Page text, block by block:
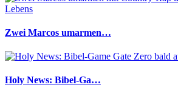
Zwei Marcos umarmen…
Holy News: Bibel-Ga…